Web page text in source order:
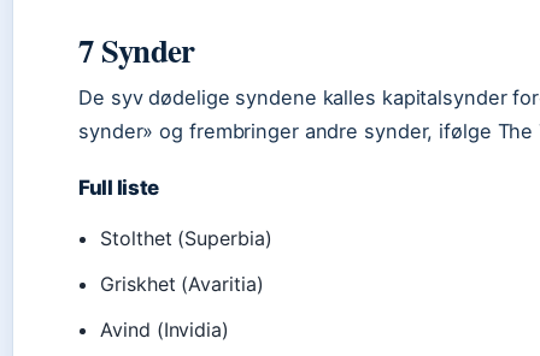
7 Synder
De syv dødelige syndene kalles kapitalsynder
synder» og frembringer andre synder, ifølge
Full liste
Stolthet (Superbia)
Griskhet (Avaritia)
Avind (Invidia)